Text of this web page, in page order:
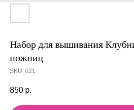
Набор для вышивания
ножниц
SKU: 021
850 р.